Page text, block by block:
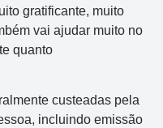
gratificante, muito
vai ajudar muito no
quanto
custeadas pela
incluindo emissão